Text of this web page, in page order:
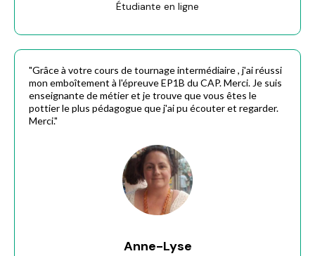
Étudiante en ligne
"Grâce à votre cours de tournage intermédiaire , j'ai réussi
mon emboîtement à l'épreuve EP1B du CAP. Merci. Je suis
enseignante de métier et je trouve que vous êtes le
pottier le plus pédagogue que j'ai pu écouter et regarder.
Merci."
Anne-Lyse